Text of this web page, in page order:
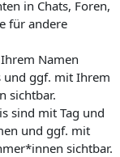
in Chats, Foren,
für andere
Namen
und ggf. mit Ihrem
sichtbar.
sind mit Tag und
und ggf. mit
sichtbar.